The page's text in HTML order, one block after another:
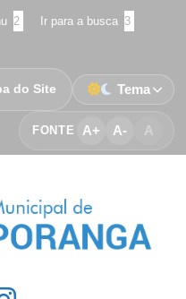
2 Ir para a busca 3
FONTE A+ A- A
do Site Tema